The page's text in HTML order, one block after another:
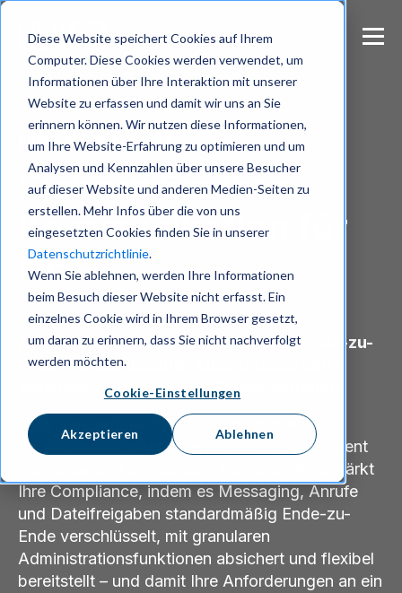
Diese Website speichert Cookies auf Ihrem
Computer. Diese Cookies werden verwendet, um
Informationen über Ihre Interaktion mit unserer
Website zu erfassen und damit wir uns an Sie
erinnern können. Wir nutzen diese Informationen,
um Ihre Website-Erfahrung zu optimieren und um
Analysen und Kennzahlen über unsere Besucher
auf dieser Website und anderen Medien-Seiten zu
erstellen. Mehr Infos über die von uns
eingesetzten Cookies finden Sie in unserer
Datenschutzrichtlinie.
Wenn Sie ablehnen, werden Ihre Informationen
beim Besuch dieser Website nicht erfasst. Ein
einzelnes Cookie wird in Ihrem Browser gesetzt,
um daran zu erinnern, dass Sie nicht nachverfolgt
werden möchten.
Cookie-Einstellungen
Akzeptieren Ablehnen
S
NIS2-Konformität
Sichern Sie Ihre
Kommunikation für
NIS2
Schützen Sie eine Ihrer kritischsten
Angriffsflächen mit durchgängiger Ende-zu-
Ende-verschlüsselter Zusammenarbeit –
entwickelt für regulierte Organisationen.
NIS2 verlangt nachweisbare Kontrollen für
Zugriffsmanagement, Verschlüsselung, Incident
Response und betriebliche Resilienz. Wire stärkt
Ihre Compliance, indem es Messaging, Anrufe
und Dateifreigaben standardmäßig Ende-zu-
Ende verschlüsselt, mit granularen
Administrationsfunktionen absichert und flexibel
bereitstellt – und damit Ihre Anforderungen an ein